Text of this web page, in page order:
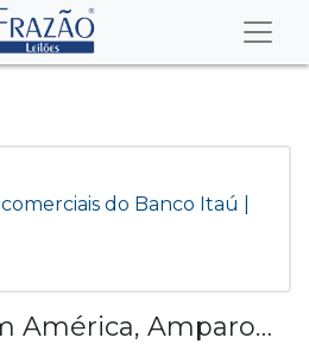
do Banco Itaú |
Casa no Jardim América, Amparo SP